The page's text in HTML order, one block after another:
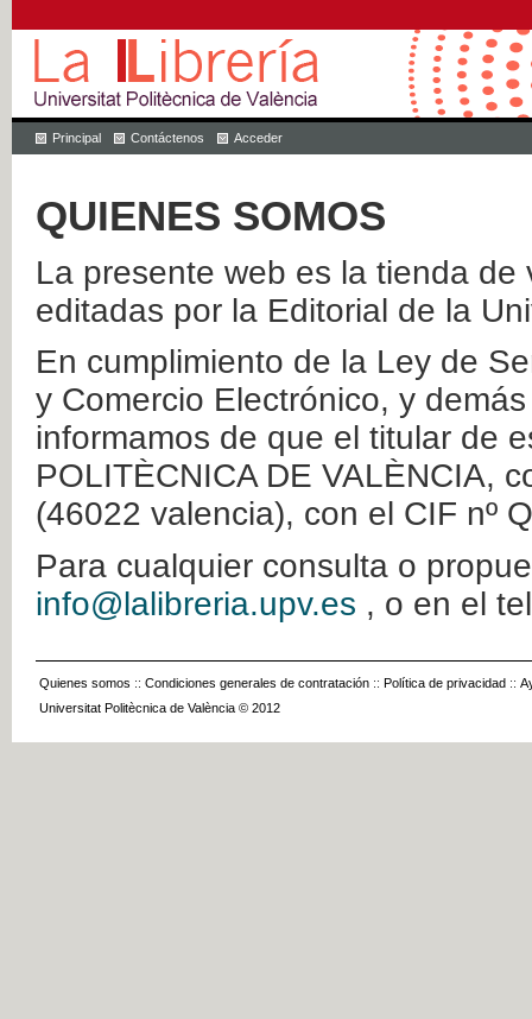
Principal Contáctenos Acceder
QUIENES SOMOS
La presente web es la tienda
editadas por la Editorial de la
En cumplimiento de la Ley de
y Comercio Electrónico, y
informamos de que el titular de
POLITÈCNICA DE VALÈNCIA,
(46022 valencia), con el CIF nº
Para cualquier consulta o
info@lalibreria.upv.es , o en el
Quienes somos :: Condiciones generales de contratación :: Política de privacidad ::
Universitat Politècnica de València © 2012